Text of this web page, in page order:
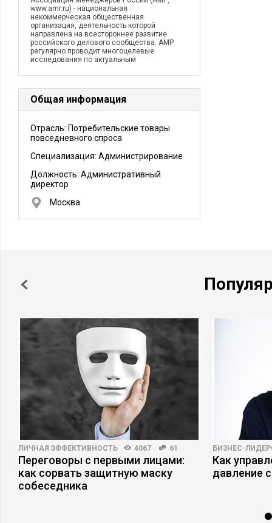
www.amr.ru) - национальная
некоммерческая общественная
организация, деятельность которой
направлена на всестороннее развитие
российского делового сообщества. АМР
регулярно проводит многоцелевые
исследования по актуальным
Общая информация
Отрасль: Потребительские товары
повседневного спроса
Специализация: Администрирование
Должность: Административный
директор
Москва
ЛИЧНАЯ ЭФФЕКТИВНОСТЬ 4067 61
Переговоры с первыми лицами:
как сорвать защитную маску
собеседника
БИЗНЕС-
Как
давление